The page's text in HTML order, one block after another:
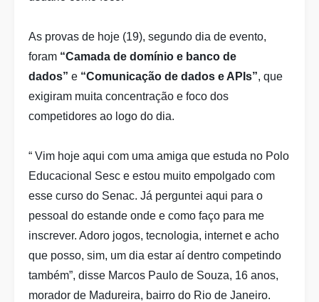
As provas de hoje (19), segundo dia de evento,
foram “Camada de domínio e banco de
dados” e “Comunicação de dados e APIs”, que
exigiram muita concentração e foco dos
competidores ao logo do dia.
“ Vim hoje aqui com uma amiga que estuda no Polo
Educacional Sesc e estou muito empolgado com
esse curso do Senac. Já perguntei aqui para o
pessoal do estande onde e como faço para me
inscrever. Adoro jogos, tecnologia, internet e acho
que posso, sim, um dia estar aí dentro competindo
também”, disse Marcos Paulo de Souza, 16 anos,
morador de Madureira, bairro do Rio de Janeiro.